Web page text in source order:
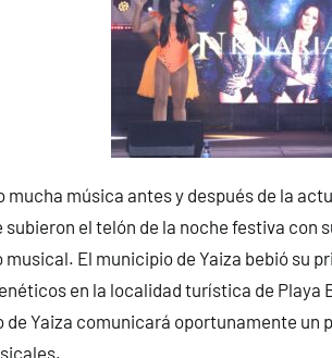
mucha música antes y después de la
subieron el telón de la noche festiva con
musical. El municipio de Yaiza bebió su
en la localidad turística de Playa
de Yaiza comunicará oportunamente un